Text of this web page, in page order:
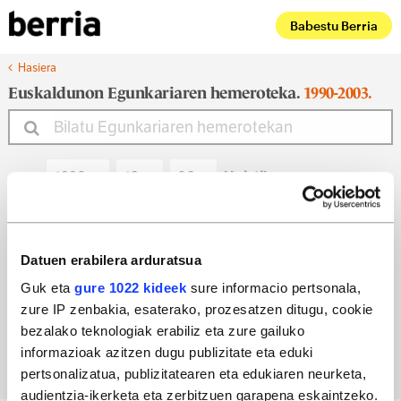
Datuen erabilera arduratsua
Guk eta gure 1022 kideek sure informacio pertsonala,
zure IP zenbakia, esaterako, prozesatzen ditugu, cookie
bezalako teknologiak erabiliz eta zure gailuko
informazioak azitzen dugu publizitate eta eduki
pertsonalizatua, publizitatearen eta edukiaren neurketa,
audientzia-ikerketa eta zerbitzuen garapena eskaintzeko.
Babestu Berria
Hasiera
Euskaldunon Egunkariaren hemeroteka. 1990-2003.
Noiztik
Noiz arte
Bilatu egun bateko edizioa